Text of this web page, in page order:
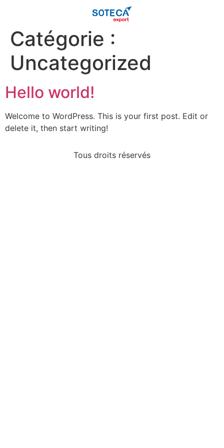
Catégorie :
Uncategorized
Hello world!
Welcome to WordPress. This is your first post. Edit or
delete it, then start writing!
Tous droits réservés